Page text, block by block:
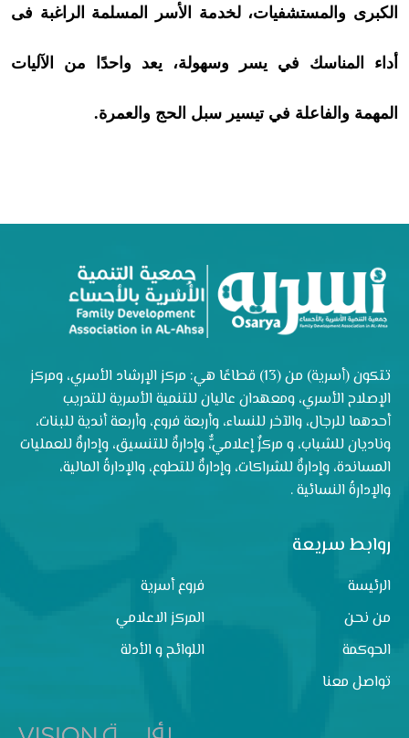
الكبرى والمستشفيات، لخدمة الأسر المسلمة الراغبة فى
أداء المناسك في يسر وسهولة، يعد واحدًا من الآليات
المهمة والفاعلة في تيسير سبل الحج والعمرة.
تتكون (أسرية) من (13) قطاعًا هي: مركز الإرشاد الأسري، ومركز
الإصلاح الأسري، ومعهدان عاليان للتنمية الأسرية للتدريب
أحدهما للرجال، والآخر للنساء، وأربعة فروع، وأربعة أندية للبنات،
وناديان للشباب، و مركزٌ إعلاميٌّ، وإدارةٌ للتنسيق، وإدارةٌ للعمليات
المساندة، وإدارةٌ للشراكات، وإدارةٌ للتطوع، والإدارةُ المالية،
والإدارةُ النسائية .
روابط سريعة
الرئيسة
فروع أسرية
من نحن
المركز الاعلامي
الحوكمة
اللوائح و الأدلة
تواصل معنا